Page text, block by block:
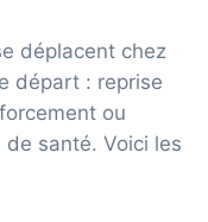
déplacent chez
départ : reprise
ou
santé. Voici les